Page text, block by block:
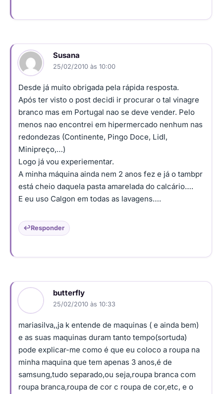
Susana
25/02/2010 às 10:00
Desde já muito obrigada pela rápida resposta.
Após ter visto o post decidi ir procurar o tal vinagre
branco mas em Portugal nao se deve vender. Pelo
menos nao encontrei em hipermercado nenhum nas
redondezas (Continente, Pingo Doce, Lidl,
Minipreço,…)
Logo já vou experiementar.
A minha máquina ainda nem 2 anos fez e já o tambpr
está cheio daquela pasta amarelada do calcário….
E eu uso Calgon em todas as lavagens….
Responder
butterfly
25/02/2010 às 10:33
mariasilva,,ja k entende de maquinas ( e ainda bem)
e as suas maquinas duram tanto tempo(sortuda)
pode explicar-me como é que eu coloco a roupa na
minha maquina que tem apenas 3 anos,é de
samsung,tudo separado,ou seja,roupa branca com
roupa branca,roupa de cor c roupa de cor,etc, e o